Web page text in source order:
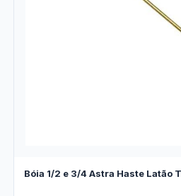
Bóia 1/2 e 3/4 Astra Haste Latão